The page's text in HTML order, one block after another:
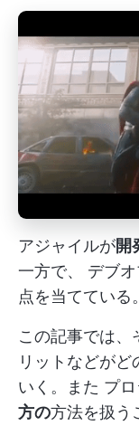
アジャイルが開
一方で、 デブオ
点を当てている。
この記事では、
リットなどが
いく。また プ
方の方法を扱う